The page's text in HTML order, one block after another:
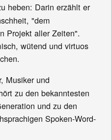
heben: Darin erzählt er
"dem
Projekt aller Zeiten".
wütend und virtuos
Musiker und
zu den bekanntesten
und zu den
Spoken-Word-